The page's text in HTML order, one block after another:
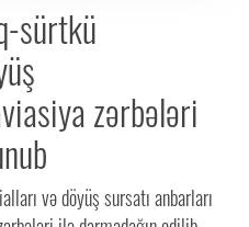
sürtkü
zərbələri
və döyüş sursatı anbarları